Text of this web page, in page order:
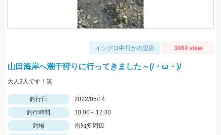
イシグロ中川かの里店 3064 view
山田海岸へ潮干狩りに行ってきました～(/・ω・)/
大人2人です！笑
釣行日
2022/05/14
釣行時間
10:00～12:30
釣場
南知多周辺